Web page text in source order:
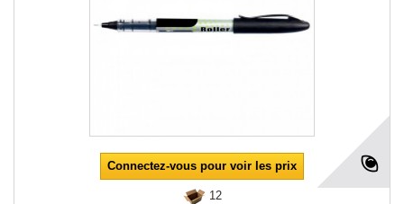
Connectez-vous pour voir les prix
12